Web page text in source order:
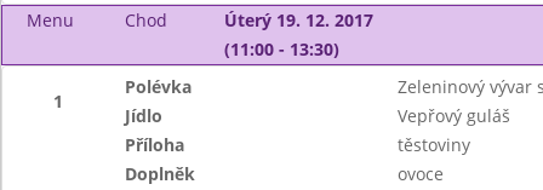
Menu Chod
Úterý 19. 12. 2017
(11:00 - 13:30)
1
Polévka
Zeleninový vývar
Jídlo
Vepřový guláš
Příloha
těstoviny
Doplněk
ovoce